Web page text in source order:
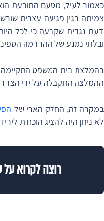
צמיתה בגין פגיעה עצבית
ובלתי נמנע של ההרדמה
ההמלצה התקבלה על ידי
במקרה זה, החלק הארי של
לא ניתן היה להציג הוכחות
רוצה לקרוא על